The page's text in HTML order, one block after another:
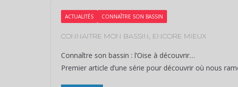
ACTUALITÉS CONNAÎTRE SON BASSIN
CONNAITRE MON BASSIN, ENCORE MIEUX
Connaître son bassin : l’Oise à découvrir…
Premier article d’une série pour découvrir où nous